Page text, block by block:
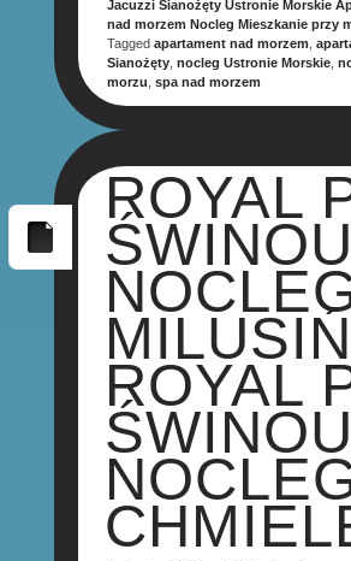
Jacuzzi Sianożęty Ustronie Morskie
nad morzem Nocleg Mieszkanie przy
Tagged apartament nad morzem
Sianożęty, nocleg Ustronie Morskie,
morzu spa nad morzem
ROYAL
ROYAL